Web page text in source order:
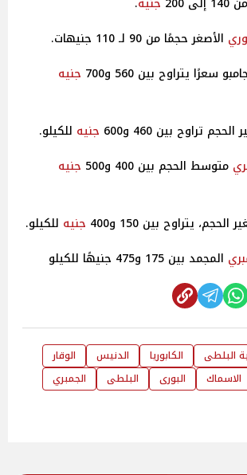
الأصغر حجمًا من 90 لـ 110 جنيهات.
سعرًا يتراوح بين 560 و700
جنيه
الحجم تراوح بين 460 و600 جنيه للكيلو.
متوسط الحجم بين 400 و500
جنيه
الحجم، يتراوح بين 150 و400 جنيه للكيلو.
المجمد بين 175 و475 جنيهًا للكيلو
البلطى الكابوريا الدنيس
الوقار
الاسماك البورى البلطى
الجمبري